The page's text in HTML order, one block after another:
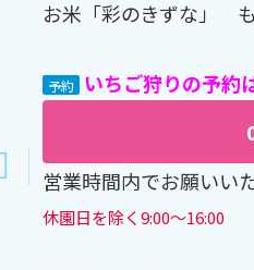
お米「彩のきずな」
予約 いちご狩りの予約
営業時間内でお願いい
休園日を除く9:00～16:00